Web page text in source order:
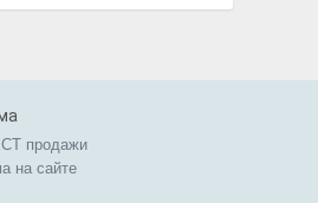
продажи
на сайте